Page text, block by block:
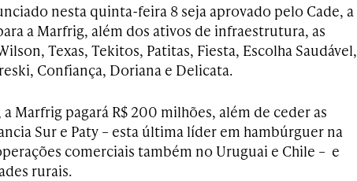
nesta quinta-feira 8 seja aprovado pelo Cade, a
a Marfrig, além dos ativos de infraestrutura, as
Texas, Tekitos, Patitas, Fiesta, Escolha Saudável,
Confiança, Doriana e Delicata.
Marfrig pagará R$ 200 milhões, além de ceder as
Sur e Paty – esta última líder em hambúrguer na
comerciais também no Uruguai e Chile – e
rurais.